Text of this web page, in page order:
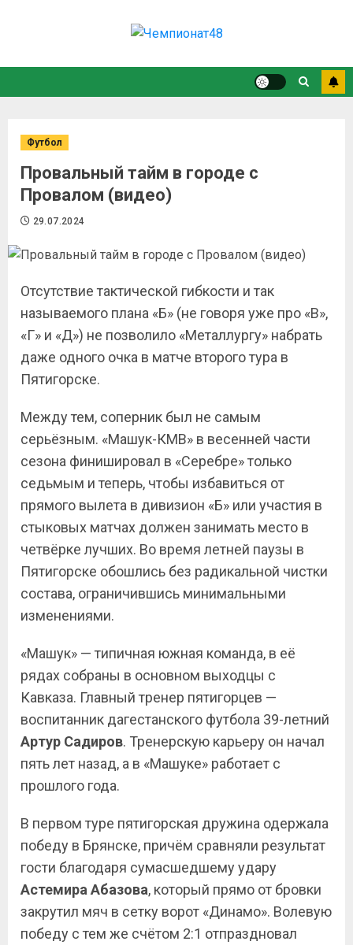
Футбол
Провальный тайм в городе с
Провалом (видео)
29.07.2024
Отсутствие тактической гибкости и так
называемого плана «Б» (не говоря уже про «В»,
«Г» и «Д») не позволило «Металлургу» набрать
даже одного очка в матче второго тура в
Пятигорске.
Между тем, соперник был не самым
серьёзным. «Машук-КМВ» в весенней части
сезона финишировал в «Серебре» только
седьмым и теперь, чтобы избавиться от
прямого вылета в дивизион «Б» или участия в
стыковых матчах должен занимать место в
четвёрке лучших. Во время летней паузы в
Пятигорске обошлись без радикальной чистки
состава, ограничившись минимальными
изменениями.
«Машук» — типичная южная команда, в её
рядах собраны в основном выходцы с
Кавказа. Главный тренер пятигорцев —
воспитанник дагестанского футбола 39-летний
Артур Садиров. Тренерскую карьеру он начал
пять лет назад, а в «Машуке» работает с
прошлого года.
В первом туре пятигорская дружина одержала
победу в Брянске, причём сравняли результат
гости благодаря сумасшедшему удару
Астемира Абазова, который прямо от бровки
закрутил мяч в сетку ворот «Динамо». Волевую
победу с тем же счётом 2:1 отпраздновал